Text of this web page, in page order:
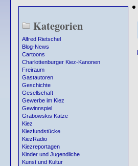
Kategorien
Alfred Rietschel
Blog-News
Cartoons
Charlottenburger Kiez-Kanonen
Freiraum
Gastautoren
Geschichte
Gesellschaft
Gewerbe im Kiez
Gewinnspiel
Grabowskis Katze
Kiez
Kiezfundstücke
KiezRadio
Kiezreportagen
Kinder und Jugendliche
Kunst und Kultur